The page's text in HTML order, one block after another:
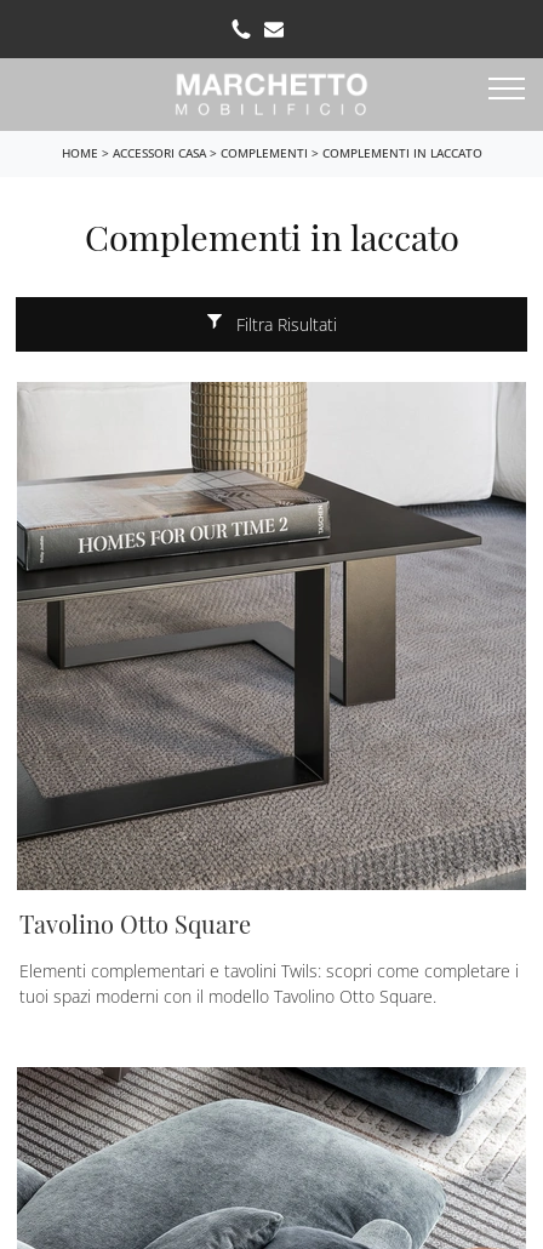
HOME > ACCESSORI CASA> COMPLEMENTI > COMPLEMENTI IN LACCATO
Complementi in laccato
Filtra Risultati
Tavolino Otto Square
Elementi complementari e tavolini Twils: scopri come completare i
tuoi spazi moderni con il modello Tavolino Otto Square.